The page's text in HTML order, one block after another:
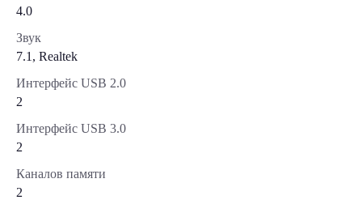
4.0
Звук
7.1, Realtek
Интерфейс USB 2.0
2
Интерфейс USB 3.0
2
Каналов памяти
2